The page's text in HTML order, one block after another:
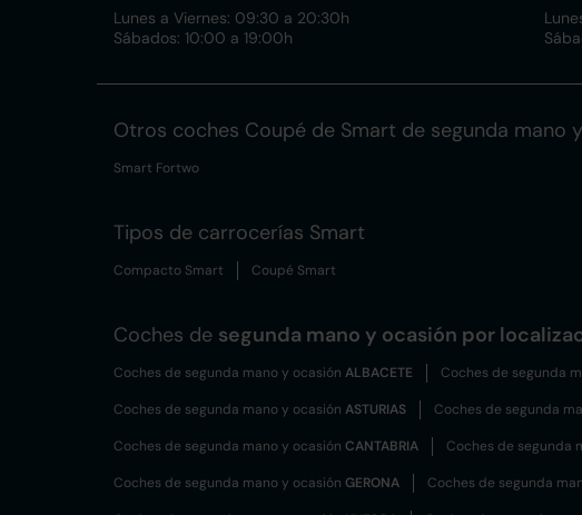
Lunes a Viernes: 09:30 a 20:30h
Sábados: 10:00 a 19:00h
Otros coches Coupé de Smart de segunda mano
Smart Fortwo
Tipos de carrocerías Smart
Compacto Smart Coupé Smart
Coches de segunda mano y ocasión por
Coches de segunda mano y ocasión ALBACETE Coches de segunda
Coches de segunda mano y ocasión ASTURIAS Coches de segunda
Coches de segunda mano y ocasión CANTABRIA Coches de segunda
Coches de segunda mano y ocasión GERONA Coches de segunda